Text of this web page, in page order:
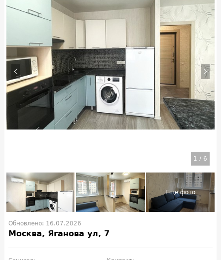
1 / 6
Обновлено: 16.07.2026
Москва, Яганова ул, 7